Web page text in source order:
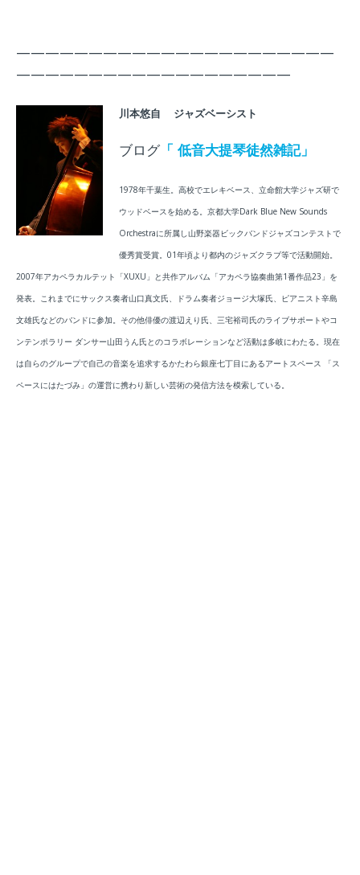
——————————————————————
———————————————————
川本悠自 ジャズベーシスト
ブログ「 低音大提琴徒然雑記」
1978年千葉生。高校でエレキベース、立命館大学ジャズ研で
ウッドベースを始める。 京都大学Dark Blue New Sounds
Orchestraに所属し山野楽器ビックバンドジャズコンテストで
優秀賞受賞。 01年頃より都内のジャズクラブ等で活動開始。
2007年アカペラカルテット「XUXU」と共作アルバム「アカペラ協奏曲第1番作品23」を
発表。これまでにサックス奏者山口真文氏、ドラム奏者ジョージ大塚氏、ピアニスト辛島
文雄氏などのバンドに参加。その他俳優の渡辺えり氏、三宅裕司氏のライブサポートやコ
ンテンポラリー ダンサー山田うん氏とのコラボレーションなど活動は多岐にわたる。 現在
は自らのグループで自己の音楽を追求するかたわら銀座七丁目にあるアートスペース 「ス
ペースにはたづみ」の運営に携わり新しい芸術の発信方法を模索している。